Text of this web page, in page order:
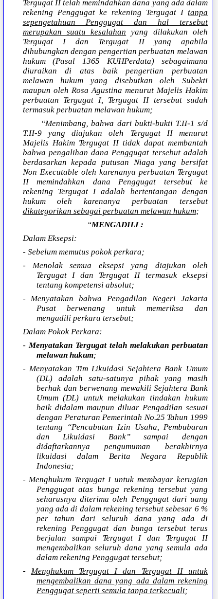
Tergugat II telah memindahkan dana yang ada dalam
rekening Penggugat ke rekening Tergugat I tanpa
sepengetahuan Penggugat dan hal tersebut
merupakan suatu kesalahan yang dilakukan oleh
Tergugat I dan Tergugat II yang apabila
dihubungkan dengan pengertian perbuatan melawan
hukum (Pasal 1365 KUHPerdata) sebagaimana
diuraikan di atas baik pengertian perbuatan
melawan hukum yang disebutkan oleh Subekti
maupun oleh Rosa Agustina menurut Majelis Hakim
perbuatan Tergugat I, Tergugat II tersebut sudah
termasuk perbuatan melawan hukum;
“Menimbang, bahwa dari bukti-bukti T.II-1 s/d
T.II-9 yang diajukan oleh Tergugat II menurut
Majelis Hakim Tergugat II tidak dapat membantah
bahwa pengalihan dana Penggugat tersebut adalah
berdasarkan kepada putusan Niaga yang bersifat
Non Executable oleh karenanya perbuatan Tergugat
II memindahkan dana Penggugat tersebut ke
rekening Tergugat I adalah bertentangan dengan
hukum oleh karenanya perbuatan tersebut
dikategorikan sebagai perbuatan melawan hukum;
“MENGADILI :
Dalam Eksepsi:
- Sebelum memutus pokok perkara;
- Menolak semua eksepsi yang diajukan oleh
Tergugat I dan Tergugat II termasuk eksepsi
tentang kompetensi absolut;
- Menyatakan bahwa Pengadilan Negeri Jakarta
Pusat berwenang untuk memeriksa dan
mengadili perkara tersebut;
Dalam Pokok Perkara:
-Menyatakan Tergugat telah melakukan perbuatan
melawan hukum;
- Menyatakan Tim Likuidasi Sejahtera Bank Umum
(DL) adalah satu-satunya pihak yang masih
berhak dan berwenang mewakili Sejahtera Bank
Umum (DL) untuk melakukan tindakan hukum
baik didalam maupun diluar Pengadilan sesuai
dengan Peraturan Pemerintah No.25 Tahun 1999
tentang “Pencabutan Izin Usaha, Pembubaran
dan Likuidasi Bank” sampai dengan
didaftarkannya pengumuman berakhirnya
likuidasi dalam Berita Negara Republik
Indonesia;
- Menghukum Tergugat I untuk membayar kerugian
Penggugat atas bunga rekening tersebut yang
seharusnya diterima oleh Penggugat dari uang
yang ada di dalam rekening tersebut sebesar 6 %
per tahun dari seluruh dana yang ada di
rekening Penggugat dan bunga tersebut terus
berjalan sampai Tergugat I dan Tergugat II
mengembalikan seluruh dana yang semula ada
dalam rekening Penggugat tersebut;
- Menghukum Tergugat I dan Tergugat II untuk
mengembalikan dana yang ada dalam rekening
Penggugat seperti semula tanpa terkecuali;